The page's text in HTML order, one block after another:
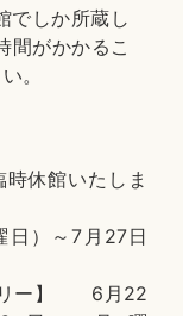
でしか所蔵し
間がかかるこ
。
休館いたしま
）～7月27日
リー】 6月22